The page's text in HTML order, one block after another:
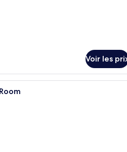
Voir les
Literie de qualité supérieure,